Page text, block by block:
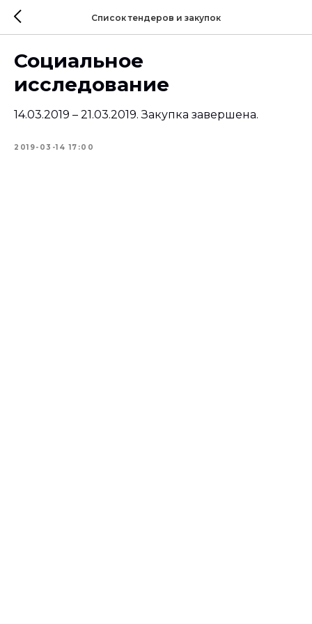
Список тендеров и закупок
Социальное
исследование
14.03.2019 – 21.03.2019. Закупка завершена.
2019-03-14 17:00